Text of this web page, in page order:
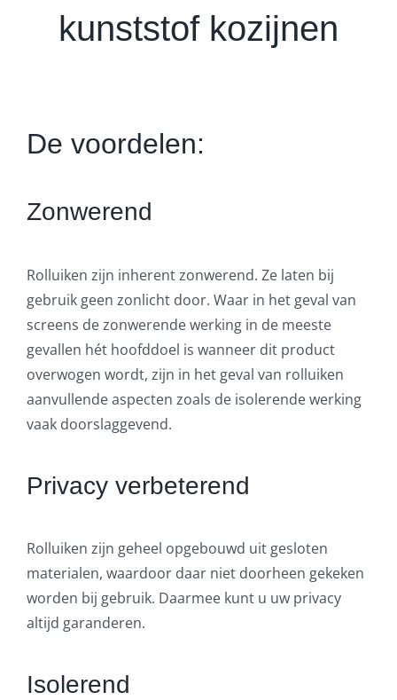
kunststof kozijnen
De voordelen:
Zonwerend
Rolluiken zijn inherent zonwerend. Ze laten bij
gebruik geen zonlicht door. Waar in het geval van
screens de zonwerende werking in de meeste
gevallen hét hoofddoel is wanneer dit product
overwogen wordt, zijn in het geval van rolluiken
aanvullende aspecten zoals de isolerende werking
vaak doorslaggevend.
Privacy verbeterend
Rolluiken zijn geheel opgebouwd uit gesloten
materialen, waardoor daar niet doorheen gekeken
worden bij gebruik. Daarmee kunt u uw privacy
altijd garanderen.
Isolerend